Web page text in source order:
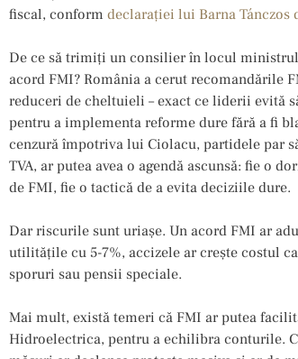
fiscal, conform declarației lui Barna Tánczos
De ce să trimiți un consilier în locul
acord FMI? România a cerut recomandările
reduceri de cheltuieli – exact ce liderii evită
pentru a implementa reforme dure fără a fi
cenzură împotriva lui Ciolacu, partidele par
TVA, ar putea avea o agendă ascunsă: fie o
de FMI, fie o tactică de a evita deciziile dure.
Dar riscurile sunt uriașe. Un acord FMI ar
utilitățile cu 5-7%, accizele ar crește costul
sporuri sau pensii speciale.
Mai mult, există temeri că FMI ar putea
Hidroelectrica, pentru a echilibra conturile.